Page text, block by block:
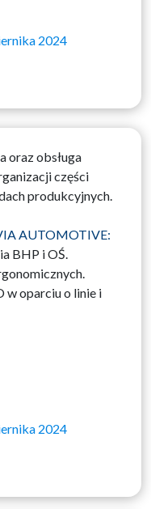
2024
oraz obsługa
części
produkcyjnych.
AUTOMOTIVE:
BHP i OŚ.
w oparciu o linie i
2024